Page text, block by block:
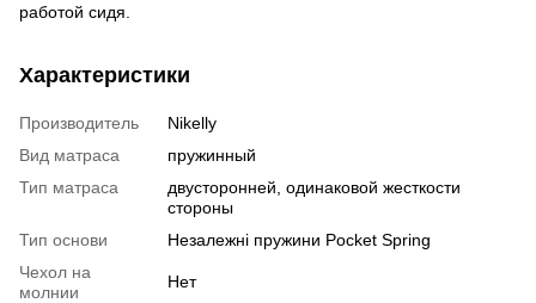
работой сидя.
Характеристики
Производитель
Nikelly
Вид матраса
пружинный
Тип матраса
двусторонней, одинаковой жесткости
стороны
Тип основи
Незалежні пружини Pocket Spring
Чехол на
молнии
Нет